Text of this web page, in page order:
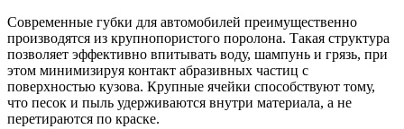
Современные губки для автомобилей преимущественно
производятся из крупнопористого поролона. Такая структура
позволяет эффективно впитывать воду, шампунь и грязь, при
этом минимизируя контакт абразивных частиц с
поверхностью кузова. Крупные ячейки способствуют тому,
что песок и пыль удерживаются внутри материала, а не
перетираются по краске.